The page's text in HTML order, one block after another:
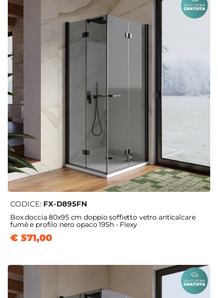
CODICE: FX-D895FN
Box doccia 80x95 cm doppio soffietto vetro anticalcare
fumè e profilo nero opaco 195h - Flexy
€ 571,00